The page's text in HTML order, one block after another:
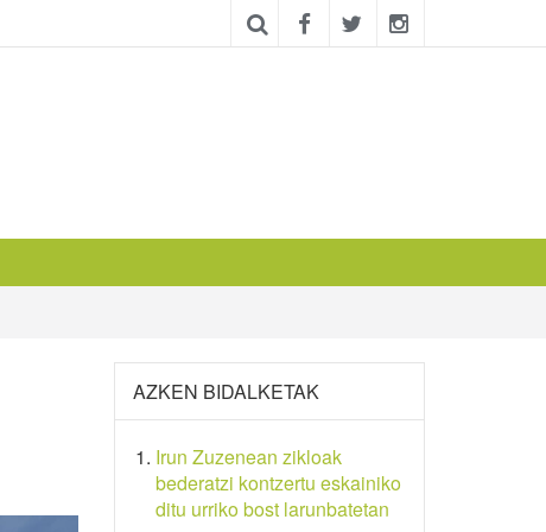
AZKEN BIDALKETAK
Irun Zuzenean zikloak
bederatzi kontzertu eskainiko
ditu urriko bost larunbatetan